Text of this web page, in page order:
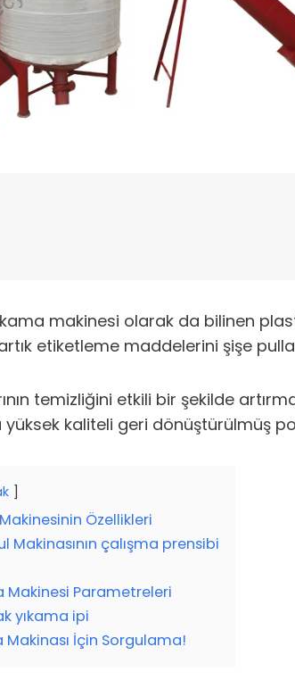
makinesi olarak da bilinen
etiketleme maddelerini şişe
temizliğini etkili bir şekilde
kaliteli geri dönüştürülmüş
Makinesinin Özellikleri
Makinasının çalışma prensibi
Makinesi Parametreleri
yıkama ipi
Makinası İçin Sorgulama!